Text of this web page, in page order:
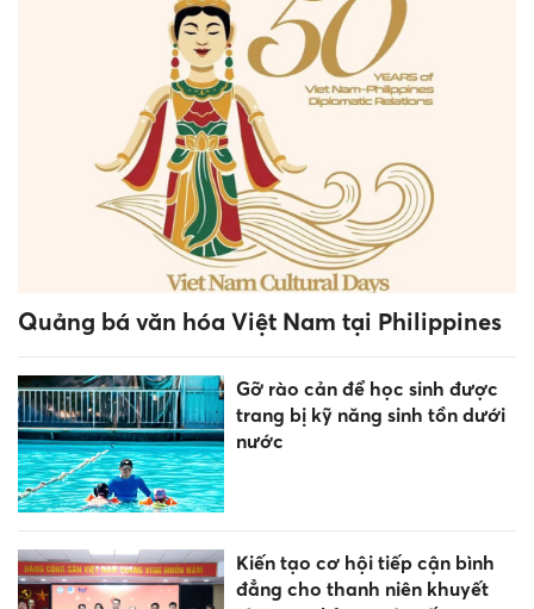
Quảng bá văn hóa Việt Nam tại Philippines
Gỡ rào cản để học sinh được
trang bị kỹ năng sinh tồn dưới
nước
Kiến tạo cơ hội tiếp cận bình
đẳng cho thanh niên khuyết